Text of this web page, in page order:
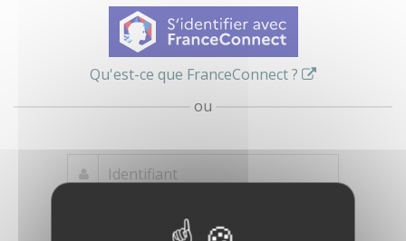
Qu'est-ce que FranceConnect ?
ou